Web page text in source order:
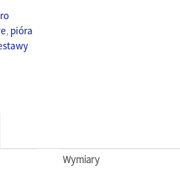
, pióra
Wymiary